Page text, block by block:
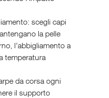
scegli capi
la pelle
l’abbigliamento a
temperatura
da corsa ogni
il supporto